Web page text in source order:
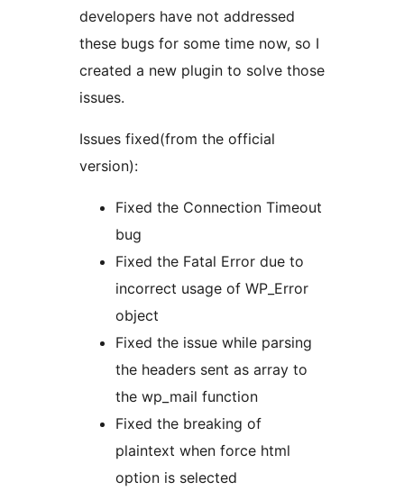
developers have not addressed
these bugs for some time now, so I
created a new plugin to solve those
issues.
Issues fixed(from the official
version):
Fixed the Connection Timeout
bug
Fixed the Fatal Error due to
incorrect usage of WP_Error
object
Fixed the issue while parsing
the headers sent as array to
the wp_mail function
Fixed the breaking of
plaintext when force html
option is selected